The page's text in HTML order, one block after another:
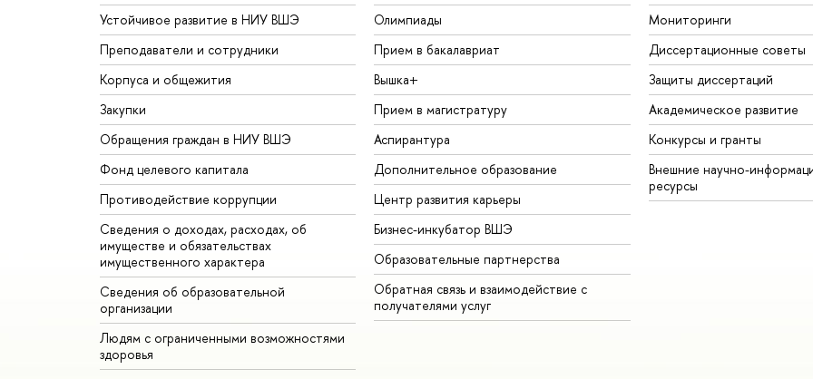
Устойчивое развитие в НИУ ВШЭ
Преподаватели и сотрудники
Корпуса и общежития
Закупки
Обращения граждан в НИУ ВШЭ
Фонд целевого капитала
Противодействие коррупции
Сведения о доходах, расходах, об
имуществе и обязательствах
имущественного характера
Сведения об образовательной
организации
Людям с ограниченными возможностями
здоровья
Олимпиады
Прием в бакалавриат
Вышка+
Прием в магистратуру
Аспирантура
Дополнительное образование
Центр развития карьеры
Бизнес-инкубатор ВШЭ
Образовательные партнерства
Обратная связь и взаимодействие с
получателями услуг
Мониторинги
Диссертационные советы
Защиты диссертаций
Академическое развитие
Конкурсы и гранты
Внешние научно-
ресурсы